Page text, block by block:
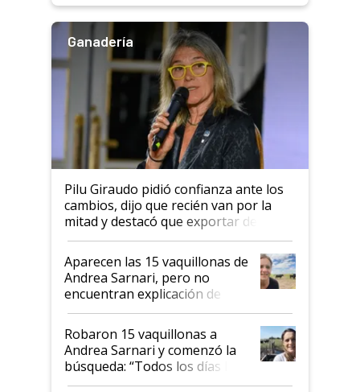
Ganadería
Pilu Giraudo pidió confianza ante los
cambios, dijo que recién van por la
mitad y destacó que exportar dejó de
ser "para unos pocos": "Tenemos un
mandato muy claro del gobierno
nacional"
Aparecen las 15 vaquillonas de
Andrea Sarnari, pero no
encuentran explicación de
cómo llegaron allí
Robaron 15 vaquillonas a
Andrea Sarnari y comenzó la
búsqueda: “Todos los días le
toca a algún productor”